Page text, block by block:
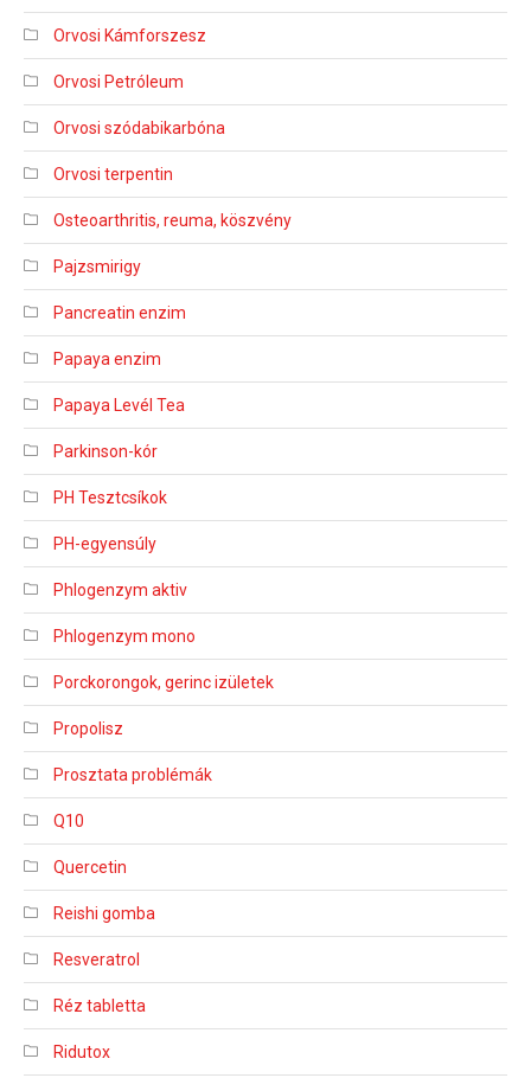
Orvosi Kámforszesz
Orvosi Petróleum
Orvosi szódabikarbóna
Orvosi terpentin
Osteoarthritis, reuma, köszvény
Pajzsmirigy
Pancreatin enzim
Papaya enzim
Papaya Levél Tea
Parkinson-kór
PH Tesztcsíkok
PH-egyensúly
Phlogenzym aktiv
Phlogenzym mono
Porckorongok, gerinc izületek
Propolisz
Prosztata problémák
Q10
Quercetin
Reishi gomba
Resveratrol
Réz tabletta
Ridutox